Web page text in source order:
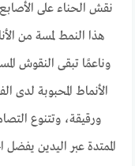
نقش الحناء على
هذا النمط لمسة من
وناعمًا تبقى النقوش
الأنماط المحبوبة لدى
ورقيقة، وتتنوع
الممتدة عبر اليدين